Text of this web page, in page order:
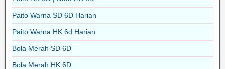
Paito Warna SD 6D Harian
Paito Warna HK 6d Harian
Bola Merah SD 6D
Bola Merah HK 6D